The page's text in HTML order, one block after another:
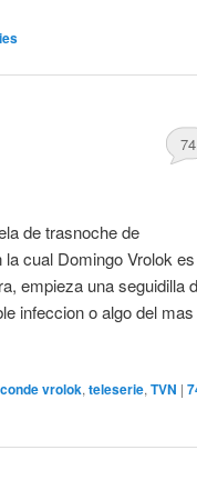
74
de trasnoche de
cual Domingo Vrolok
empieza una seguidilla
infeccion o algo del mas
vrolok,teleserie,TVN |